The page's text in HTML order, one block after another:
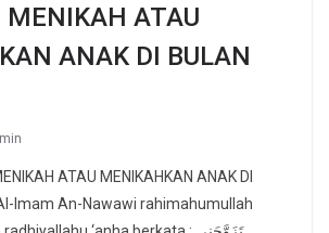
ATAU
ANAK DI BULAN
ATAU MENIKAHKAN ANAK DI
Imam An-Nawawi rahimahumullah